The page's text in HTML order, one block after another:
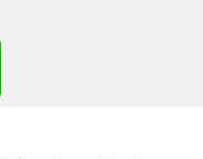
noir 5mm -